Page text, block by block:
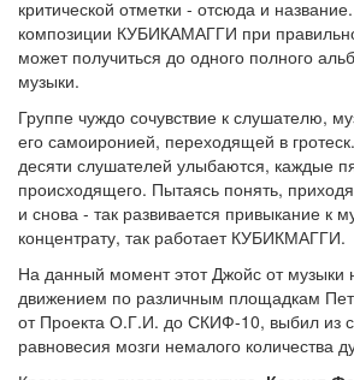
критической отметки - отсюда и
композиции КУБИКАМАГГИ при
может получиться до одного полного
музыки.
Группе чуждо сочувствие к слушателю,
его самоиронией, переходящей в
десяти слушателей улыбаются, каждые
происходящего. Пытаясь понять,
и снова - так развивается привыкание к
концентрату, так работает КУБИКМАГГИ.
На данный момент этот Джойс от музыки
движением по различным площадкам
от Проекта О.Г.И. до СКИФ-10, выбил из
равновесия мозги немалого количества